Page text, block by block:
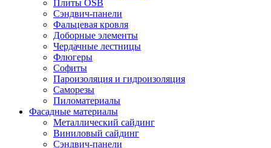
Плиты OSB
Сэндвич-панели
Фальцевая кровля
Доборные элементы
Чердачные лестницы
Флюгеры
Софиты
Пароизоляция и гидроизоляция
Саморезы
Пиломатериалы
Фасадные материалы
Металлический сайдинг
Виниловый сайдинг
Сэндвич-панели